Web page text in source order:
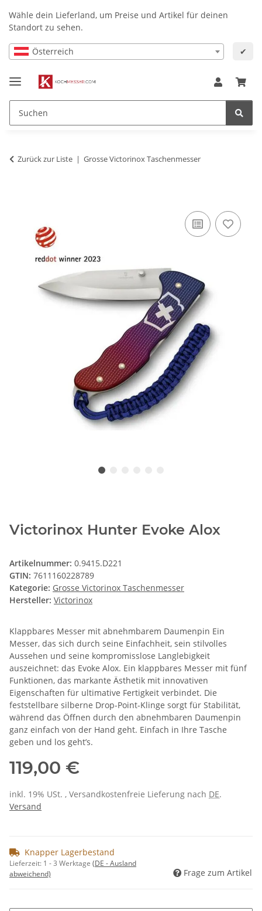
Wähle dein Lieferland, um Preise und Artikel für deinen
Standort zu sehen.
Österreich ✔
Zurück zur Liste Grosse Victorinox Taschenmesser
Victorinox Hunter Evoke Alox
Artikelnummer: 0.9415.D221
GTIN: 7611160228789
Kategorie: Grosse Victorinox Taschenmesser
Hersteller: Victorinox
Klappbares Messer mit abnehmbarem Daumenpin Ein
Messer, das sich durch seine Einfachheit, sein stilvolles
Aussehen und seine kompromisslose Langlebigkeit
auszeichnet: das Evoke Alox. Ein klappbares Messer mit fünf
Funktionen, das markante Ästhetik mit innovativen
Eigenschaften für ultimative Fertigkeit verbindet. Die
feststellbare silberne Drop-Point-Klinge sorgt für Stabilität,
während das Öffnen durch den abnehmbaren Daumenpin
ganz einfach von der Hand geht. Einfach in Ihre Tasche
geben und los geht’s.
119,00 €
inkl. 19% USt. , Versandkostenfreie Lieferung nach DE.
Versand
Knapper Lagerbestand
Lieferzeit: 1 - 3 Werktage (DE - Ausland
abweichend)
Frage zum Artikel